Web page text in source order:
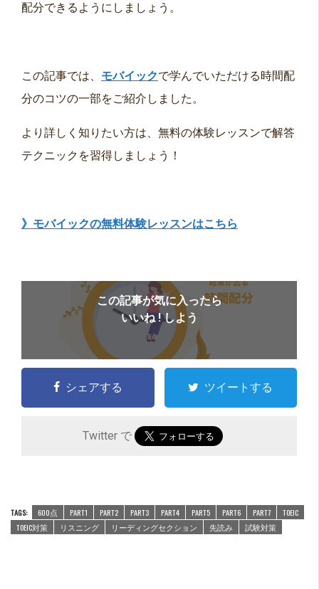
配分できるようにしましょう。
この記事では、 モバイックで学んでいただける時間配
分のコツの一部をご紹介しました。
より詳しく知りたい方は、無料の体験レッスンで解答
テクニックを習得しましょう！
》モバイックの無料体験レッスンはこちら
この記事が気に入ったら
いいね ! しよう
シェアする ツイートする
Twitter で
TAGS: 600点 PART1 PART2 PART3 PART4 PART5 PART6 PART7
TOEIC
TOEIC対策
リスニング リーディングセクション 先読み 試験対策